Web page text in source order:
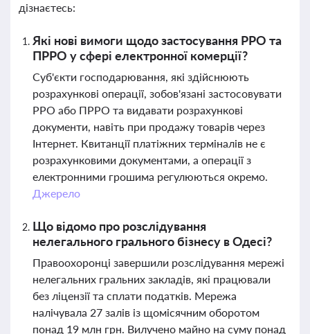
дізнаєтесь:
Які нові вимоги щодо застосування РРО та
ПРРО у сфері електронної комерції?
Суб'єкти господарювання, які здійснюють
розрахункові операції, зобов'язані застосовувати
РРО або ПРРО та видавати розрахункові
документи, навіть при продажу товарів через
Інтернет. Квитанції платіжних терміналів не є
розрахунковими документами, а операції з
електронними грошима регулюються окремо.
Джерело
Що відомо про розслідування
нелегального грального бізнесу в Одесі?
Правоохоронці завершили розслідування мережі
нелегальних гральних закладів, які працювали
без ліцензії та сплати податків. Мережа
налічувала 27 залів із щомісячним оборотом
понад 19 млн грн. Вилучено майно на суму понад